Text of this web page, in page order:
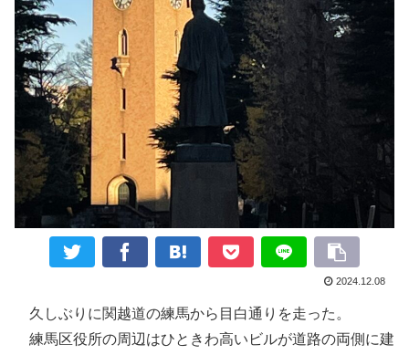
2024.12.08
久しぶりに関越道の練馬から目白通りを走った。
練馬区役所の周辺はひときわ高いビルが道路の両側に建